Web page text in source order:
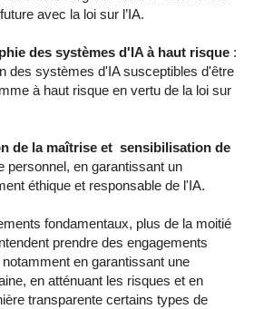
avec la loi sur l’IA.
des systèmes d'IA à haut risque :
des systèmes d'IA susceptibles d'être
à haut risque en vertu de la loi sur
de la maîtrise et sensibilisation de
personnel, en garantissant un
éthique et responsable de l'IA.
fondamentaux, plus de la moitié
prendre des engagements
en garantissant une
en atténuant les risques et en
transparente certains types de